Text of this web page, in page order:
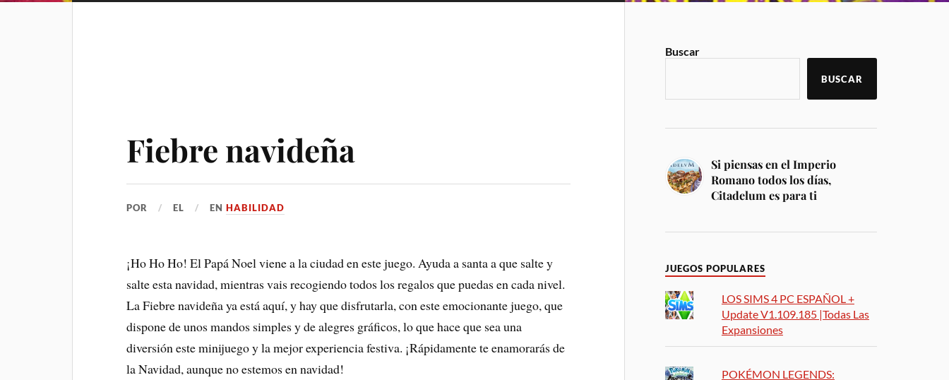
Fiebre navideña
POR EL ENHABILIDAD
¡Ho Ho Ho! El Papá Noel viene a la ciudad en este juego. Ayuda a santa a que salte y
salte esta navidad, mientras vais recogiendo todos los regalos que puedas en cada nivel.
La Fiebre navideña ya está aquí, y hay que disfrutarla, con este emocionante juego, que
dispone de unos mandos simples y de alegres gráficos, lo que hace que sea una
diversión este minijuego y la mejor experiencia festiva. ¡Rápidamente te enamorarás de
la Navidad, aunque no estemos en navidad!
Buscar
BUSCAR
Si piensas en el Imperio
Romano todos los días,
Citadelum es para ti
JUEGOS POPULARES
LOS SIMS 4 PC ESPAÑOL +
Update V1.109.185 |Todas Las
Expansiones
POKÉMON LEGENDS: